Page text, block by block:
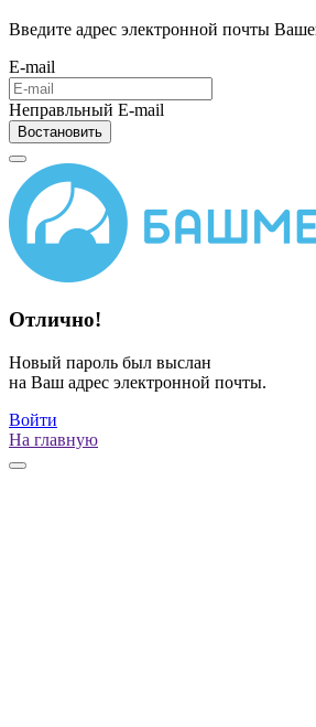
Введите адрес электронной почты
E-mail
Неправльный E-mail
Востановить
Отлично!
Новый пароль был выслан
на Ваш адрес электронной почты.
Войти
На главную